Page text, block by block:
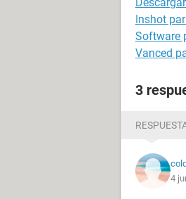
Inshot
Software
Vanced
3
4